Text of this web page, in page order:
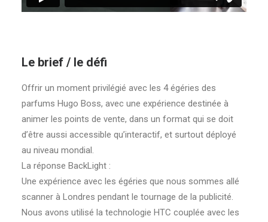
Le brief / le défi
Offrir un moment privilégié avec les 4 égéries des
parfums Hugo Boss, avec une expérience destinée à
animer les points de vente, dans un format qui se doit
d’être aussi accessible qu’interactif, et surtout déployé
au niveau mondial.
La réponse BackLight :
Une expérience avec les égéries que nous sommes allé
scanner à Londres pendant le tournage de la publicité.
Nous avons utilisé la technologie HTC couplée avec les